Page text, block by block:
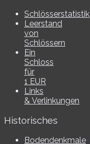
Schlösserstatistik
Leerstand
von
Schlössern
Ein
Schloss
für
1 EUR
Links
& Verlinkungen
Historisches
Bodendenkmale